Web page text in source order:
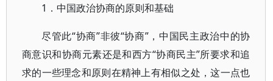
1．中国政治协商的原则和基础
尽管此“协商”非彼“协商”，中国民主政治中的协
商意识和协商元素还是和西方“协商民主”所要求和追
求的一些理念和原则在精神上有相似之处，这一点也